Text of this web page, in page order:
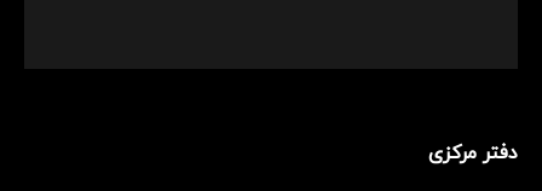
دفتر مرکزی